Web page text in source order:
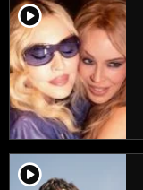
player2
player2